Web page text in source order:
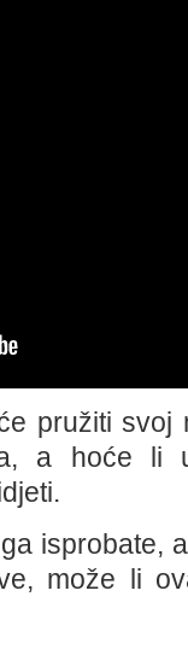
pružiti svoj
a hoće li
isprobate,
može li